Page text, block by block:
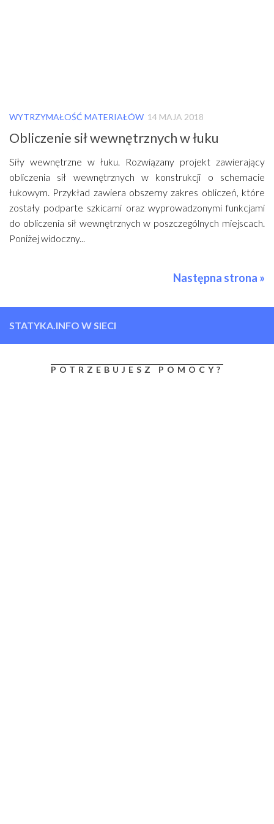
WYTRZYMAŁOŚĆ MATERIAŁÓW 14 MAJA 2018
Obliczenie sił wewnętrznych w łuku
Siły wewnętrzne w łuku. Rozwiązany projekt zawierający
obliczenia sił wewnętrznych w konstrukcji o schemacie
łukowym. Przykład zawiera obszerny zakres obliczeń, które
zostały podparte szkicami oraz wyprowadzonymi funkcjami
do obliczenia sił wewnętrznych w poszczególnych miejscach.
Poniżej widoczny...
Następna strona »
STATYKA.INFO W SIECI
POTRZEBUJESZ POMOCY?